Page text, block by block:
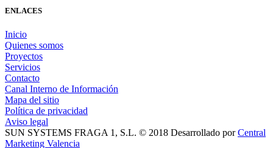
ENLACES
Inicio
Quienes somos
Proyectos
Servicios
Contacto
Canal Interno de Información
Mapa del sitio
Política de privacidad
Aviso legal
SUN SYSTEMS FRAGA 1, S.L. © 2018 Desarrollado porCentral
Marketing Valencia